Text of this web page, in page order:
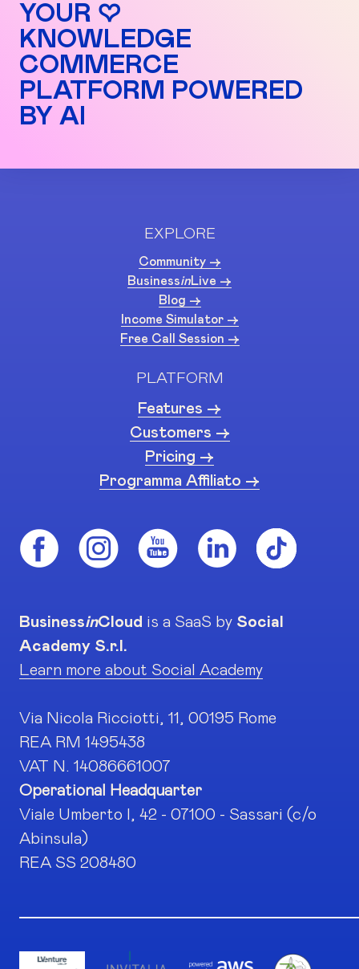
YOUR ♡
KNOWLEDGE
COMMERCE
PLATFORM POWERED
BY AI
EXPLORE
Community ->
BusinessinLive ->
Blog ->
Income Simulator ->
Free Call Session ->
PLATFORM
Features ->
Customers ->
Pricing ->
Programma Affiliato ->
BusinessinCloud is a SaaS by Social
Academy S.r.l.
Learn more about Social Academy
Via Nicola Ricciotti, 11, 00195 Rome
REA RM 1495438
VAT N. 14086661007
Operational Headquarter
Viale Umberto I, 42 - 07100 - Sassari (c/o
Abinsula)
REA SS 208480